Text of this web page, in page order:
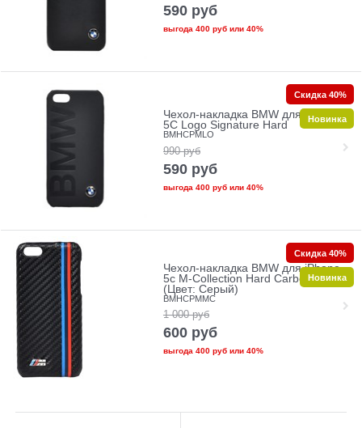
590 руб
выгода 400 рубили 40%
Чехол-накладка BMW для iPhone
5C Logo Signature Hard
BMHCPMLO
990 руб
590 руб
выгода 400 рубили 40%
Скидка 40%
Новинка
Чехол-накладка BMW для iPhone
5c M-Collection Hard Carbon effect
(Цвет: Серый)
BMHCPMMC
1 000 руб
600 руб
выгода 400 рубили 40%
Скидка 40%
Новинка